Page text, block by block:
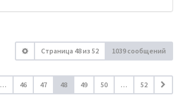
Страница 48из 52 1039 сообщений
… 46 47 48 49 50 … 52